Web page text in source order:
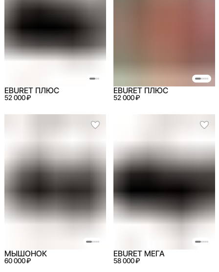
52 000 ₽
EBURET ПЛЮС
52 000 ₽
EBURET ПЛЮС
60 000 ₽
МЫШОНОК
58 000 ₽
EBURET МЕГА